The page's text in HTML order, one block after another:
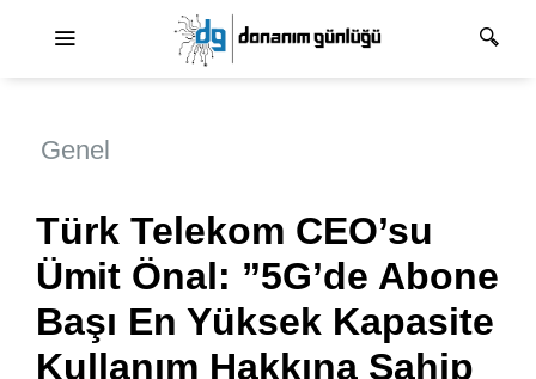
Genel
Türk Telekom CEO’su
Ümit Önal: ”5G’de Abone
Başı En Yüksek Kapasite
Kullanım Hakkına Sahip